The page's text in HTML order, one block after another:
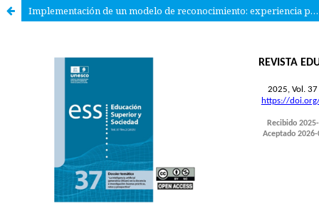
Implementación de un modelo de reconocimiento: experiencia pionera de institucionalización de la política de igualdad de género en una facultad de salud chilena